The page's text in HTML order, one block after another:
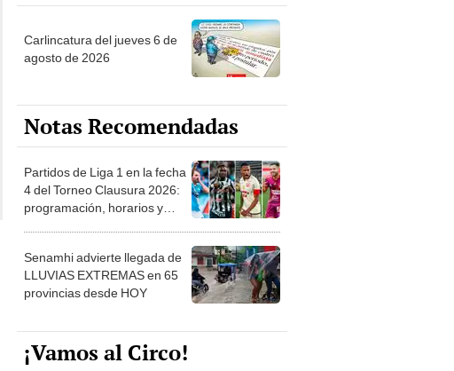
Carlincatura del jueves 6 de
agosto de 2026
Notas Recomendadas
Partidos de Liga 1 en la fecha
4 del Torneo Clausura 2026:
programación, horarios y
Senamhi advierte llegada de
LLUVIAS EXTREMAS en 65
provincias desde HOY
¡Vamos al Circo!